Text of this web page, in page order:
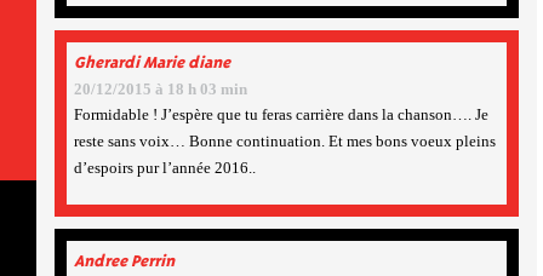
Gherardi Marie diane
20/12/2015 à 18 h 03 min
Formidable ! J’espère que tu feras carrière dans la chanson…. Je
reste sans voix… Bonne continuation. Et mes bons voeux pleins
d’espoirs pur l’année 2016..
Andree Perrin